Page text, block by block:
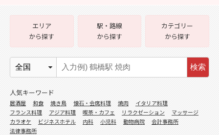
エリア
から探す
駅・路線
から探す
カテゴリー
から探す
検索
人気キーワード
居酒屋 和食 焼き鳥 懐石・会席料理 焼肉
イタリア料理
フランス料理
アジア料理 喫茶・カフェ リラクゼーション
マッサージ
カラオケ
ビジネスホテル 内科 小児科 動物病院
会計事務所
法律事務所